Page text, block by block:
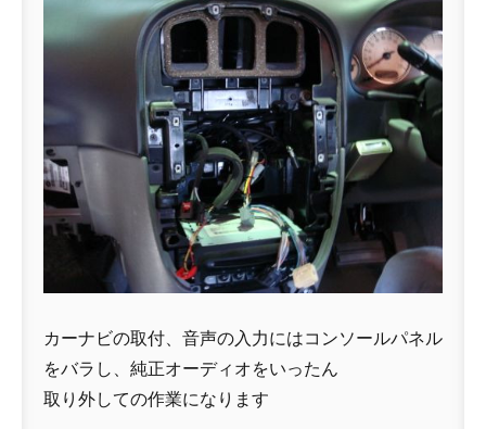
カーナビの取付、音声の入力にはコンソールパネル
をバラし、純正オーディオをいったん
取り外しての作業になります